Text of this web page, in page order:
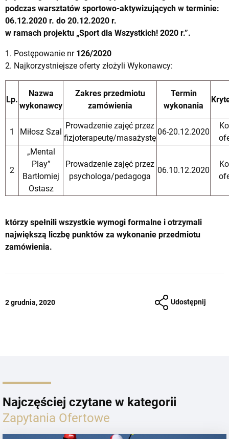
podczas warsztatów sportowo-aktywizujących w terminie:
06.12.2020 r. do 20.12.2020 r.
w ramach projektu „Sport dla Wszystkich! 2020 r.”.
1. Postępowanie nr 126/2020
2. Najkorzystniejsze oferty złożyli Wykonawcy:
Lp.
Nazwa
wykonawcy
Zakres przedmiotu
zamówienia
Termin
wykonania
1 Miłosz Szal
Prowadzenie zajęć przez
fizjoterapeutę/masażystę
06-20.12.2020
2
„Mental
Play”
Bartłomiej
Ostasz
Prowadzenie zajęć przez
psychologa/pedagoga
06.10.12.2020
którzy spełnili wszystkie wymogi formalne i otrzymali
największą liczbę punktów za wykonanie przedmiotu
zamówienia.
2 grudnia, 2020 Udostępnij
Najczęściej czytane w kategorii
Zapytania Ofertowe